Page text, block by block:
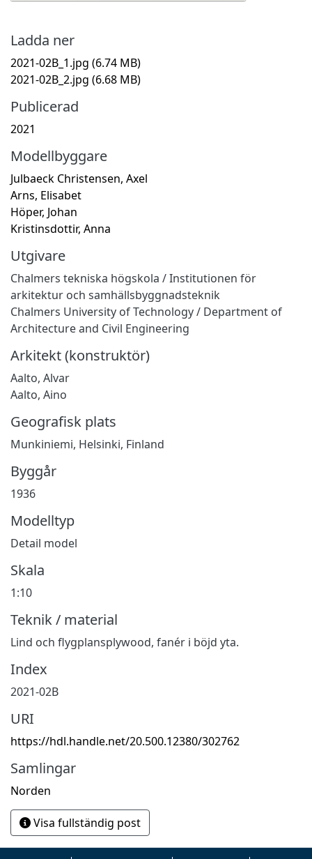
Ladda ner
2021-02B_1.jpg (6.74 MB)
2021-02B_2.jpg (6.68 MB)
Publicerad
2021
Modellbyggare
Julbaeck Christensen, Axel
Arns, Elisabet
Höper, Johan
Kristinsdottir, Anna
Utgivare
Chalmers tekniska högskola / Institutionen för
arkitektur och samhällsbyggnadsteknik
Chalmers University of Technology / Department of
Architecture and Civil Engineering
Arkitekt (konstruktör)
Aalto, Alvar
Aalto, Aino
Geografisk plats
Munkiniemi, Helsinki, Finland
Byggår
1936
Modelltyp
Detail model
Skala
1:10
Teknik / material
Lind och flygplansplywood, fanér i böjd yta.
Index
2021-02B
URI
https://hdl.handle.net/20.500.12380/302762
Samlingar
Norden
Visa fullständig post